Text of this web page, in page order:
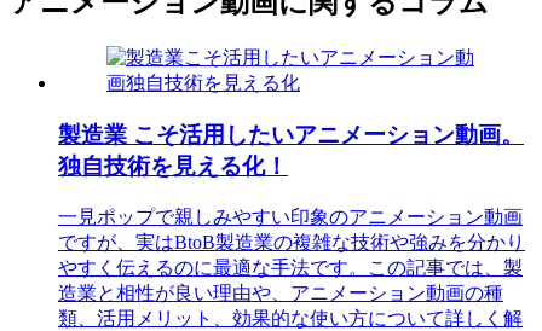
製造業 こそ活用したいアニメーション動画。
独自技術を見える化！
一見ポップで親しみやすい印象のアニメーション動画
ですが、実はBtoB製造業の複雑な技術や強みを分かり
やすく伝えるのに最適な手法です。この記事では、製
造業と相性が良い理由や、アニメーション動画の種
類、活用メリット、効果的な使い方について詳しく解